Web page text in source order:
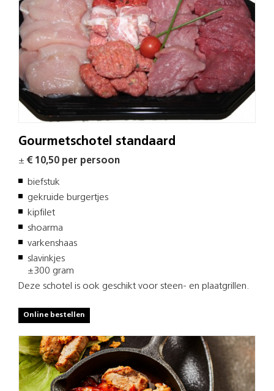
Gourmetschotel standaard
± € 10,50 per persoon
biefstuk
gekruide burgertjes
kipfilet
shoarma
varkenshaas
slavinkjes
±300 gram
Deze schotel is ook geschikt voor steen- en plaatgrillen.
Online bestellen